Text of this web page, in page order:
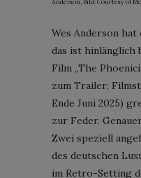
Wes Anderson
das ist hinlänglich
Film „The
zum Trailer;
Ende Juni 2025)
zur Feder.
Zwei speziell
des deutschen
im Retro-Setting